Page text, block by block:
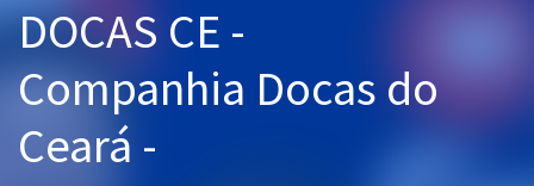
Cursos 20% OFF
Pós
Graduação
DOCAS CE -
Companhia Docas do
Ceará -